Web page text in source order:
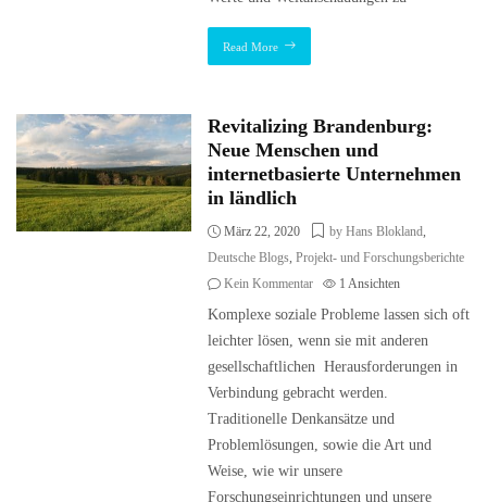
Read More
Revitalizing Brandenburg:
Neue Menschen und
internetbasierte Unternehmen
in ländlich
März 22, 2020 by Hans Blokland,
Deutsche Blogs,Projekt- und Forschungsberichte
Kein Kommentar
1Ansichten
Komplexe soziale Probleme lassen sich oft
leichter lösen, wenn sie mit anderen
gesellschaftlichen Herausforderungen in
Verbindung gebracht werden.
Traditionelle Denkansätze und
Problemlösungen, sowie die Art und
Weise, wie wir unsere
Forschungseinrichtungen und unsere